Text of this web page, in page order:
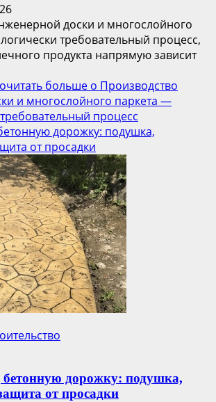
доски и многослойного
требовательный процесс,
продукта напрямую зависит
больше о Производство
и многослойного паркета —
процесс
дорожку: подушка,
от просадки
бетонную дорожку: подушка,
от просадки